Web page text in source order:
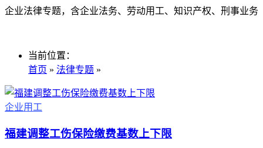
企业法律专题，含企业法务、劳动用工、知识产权、刑事业务
当前位置：
首页 » 法律专题 »
企业用工
福建调整工伤保险缴费基数上下限